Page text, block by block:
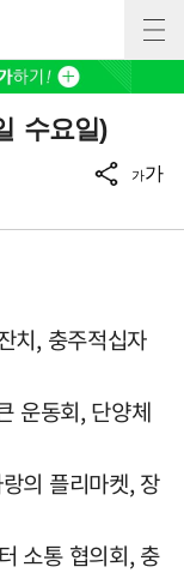
수요일)
가가
치, 충주적십자
운동회, 단양체
의 플리마켓, 장
소통 협의회, 충